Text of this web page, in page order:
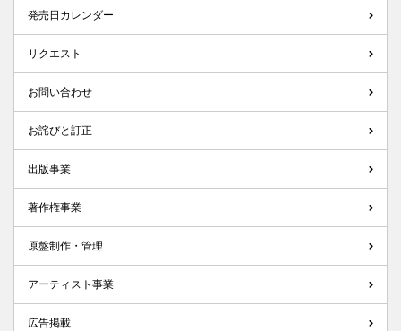
発売日カレンダー
リクエスト
お問い合わせ
お詫びと訂正
出版事業
著作権事業
原盤制作・管理
アーティスト事業
広告掲載